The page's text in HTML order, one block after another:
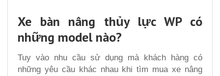
Xe bàn nâng thủy lực WP có
những model nào?
Tuy vào nhu cầu sử dụng mà khách hàng có
những yêu cầu khác nhau khi tìm mua xe nâng